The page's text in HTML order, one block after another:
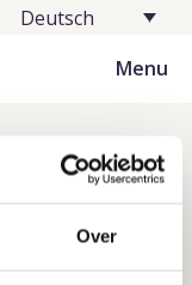
Over
Deutsch
Menu
Werktages